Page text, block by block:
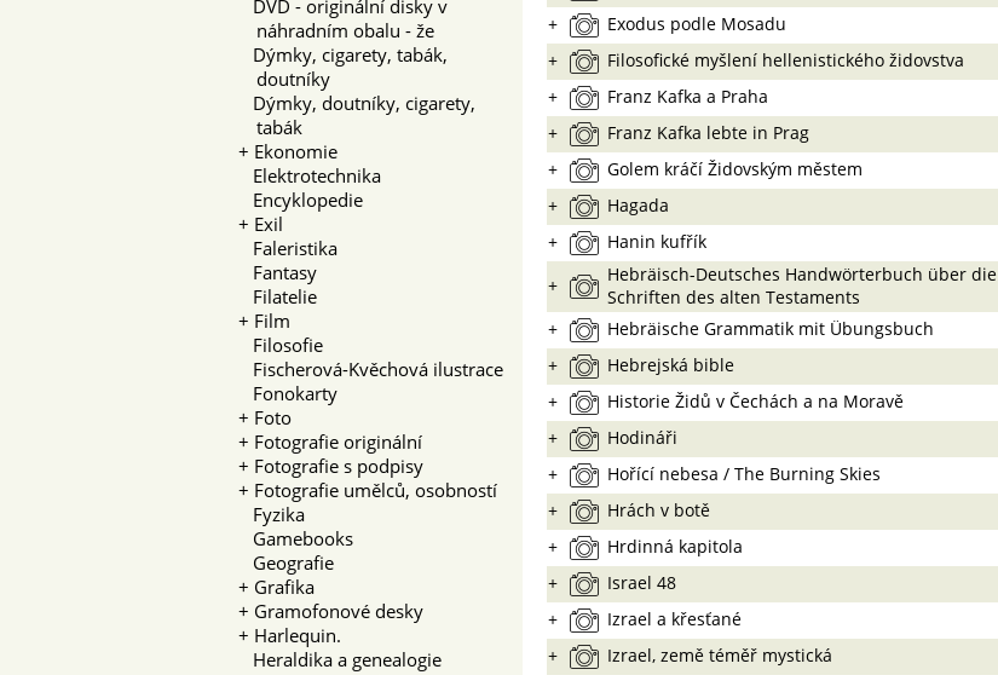
DVD - originální disky v
náhradním obalu - že
Dýmky, cigarety, tabák,
doutníky
Dýmky, doutníky, cigarety,
tabák
+ Ekonomie
Elektrotechnika
Encyklopedie
+ Exil
Faleristika
Fantasy
Filatelie
+ Film
Filosofie
Fischerová-Kvěchová ilustrace
Fonokarty
+ Foto
+ Fotografie originální
+ Fotografie s podpisy
+ Fotografie umělců, osobností
Fyzika
Gamebooks
Geografie
+ Grafika
+ Gramofonové desky
+ Harlequin.
Heraldika a genealogie
+
Exodus podle Mosadu
+
Filosofické myšlení hellenistického židovstva
+
Franz Kafka a Praha
+
Franz Kafka lebte in Prag
+
Golem kráčí Židovským městem
+
Hagada
+
Hanin kufřík
+
Hebräisch-Deutsches Handwörterbuch über die
Schriften des alten Testaments
+
Hebräische Grammatik mit Übungsbuch
+
Hebrejská bible
+
Historie Židů v Čechách a na Moravě
+
Hodináři
+
Hořící nebesa / The Burning Skies
+
Hrách v botě
+
Hrdinná kapitola
+
Israel 48
+
Izrael a křesťané
+
Izrael, země téměř mystická